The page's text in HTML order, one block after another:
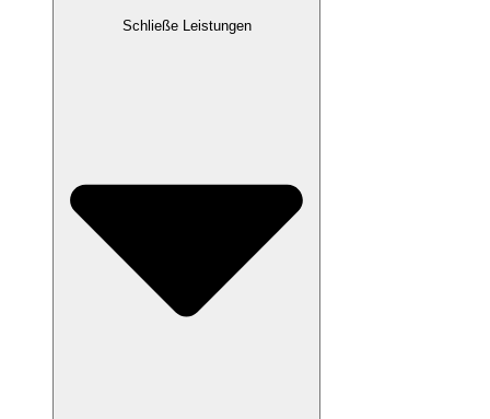
Schließe Leistungen